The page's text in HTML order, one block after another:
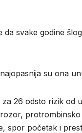
svake godine
su ona
26 odsto rizik od
spor početak i